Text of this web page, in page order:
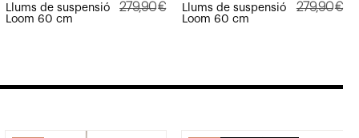
Llums de suspensió
Loom 60 cm
279,90€
era:
és:
Llums de suspensió
Loom 60 cm
279,90€
era:
és: